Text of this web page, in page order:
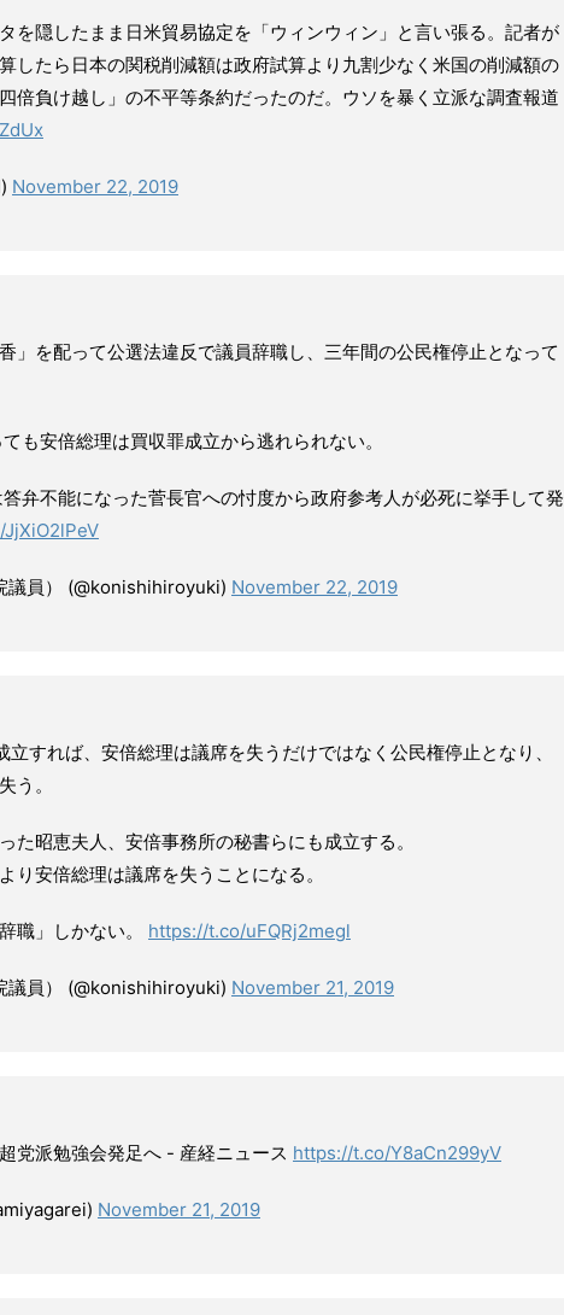
を隠したまま日米貿易協定を「ウィンウィン」と言い張る。記者が
したら日本の関税削減額は政府試算より九割少なく米国の削減額の
倍負け越し」の不平等条約だったのだ。ウソを暴く立派な調査報道
November 22, 2019
」を配って公選法違反で議員辞職し、三年間の公民権停止となって
も安倍総理は買収罪成立から逃れられない。
弁不能になった菅長官への忖度から政府参考人が必死に挙手して発
議員） (@konishihiroyuki) November 22, 2019
すれば、安倍総理は議席を失うだけではなく公民権停止となり、
う。
た昭恵夫人、安倍事務所の秘書らにも成立する。
り安倍総理は議席を失うことになる。
職」しかない。 https://t.co/uFQRj2megl
議員） (@konishihiroyuki) November 21, 2019
党派勉強会発足へ - 産経ニュース https://t.co/Y8aCn299yV
November 21, 2019